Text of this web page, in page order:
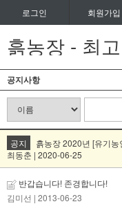
로그인 회원가입
흙농장 - 최
공지사항
공지
흙농장 2020년 [유기
최동춘 | 2020-06-25
반갑습니다! 존경합니다!
김미선 | 2013-06-23